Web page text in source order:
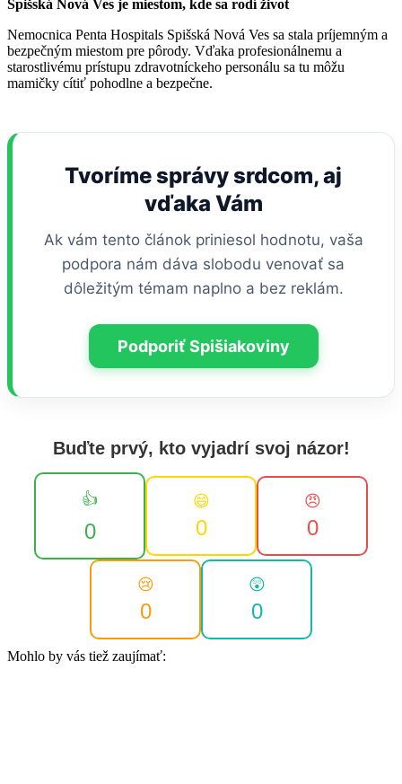
Spišská Nová Ves je miestom, kde sa rodí život
Nemocnica Penta Hospitals Spišská Nová Ves sa stala príjemným a
bezpečným miestom pre pôrody. Vďaka profesionálnemu a
starostlivému prístupu zdravotníckeho personálu sa tu môžu
mamičky cítiť pohodlne a bezpečne.
Tvoríme správy srdcom, aj
vďaka Vám
Ak vám tento článok priniesol hodnotu, vaša
podpora nám dáva slobodu venovať sa
dôležitým témam naplno a bez reklám.
Podporiť Spišiakoviny
Buďte prvý, kto vyjadrí svoj názor!
👍
0
😄
0
😠
0
😢
0
😲
0
Mohlo by vás tiež zaujímať: